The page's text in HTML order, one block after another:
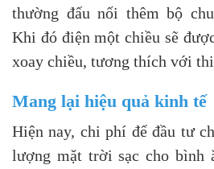
thường đấu nối thêm bộ
Khi đó điện một chiều sẽ
xoay chiều, tương thích với
Mang lại hiệu quả kinh tế
Hiện nay, chi phí để đầu tư
lượng mặt trời sạc cho bình